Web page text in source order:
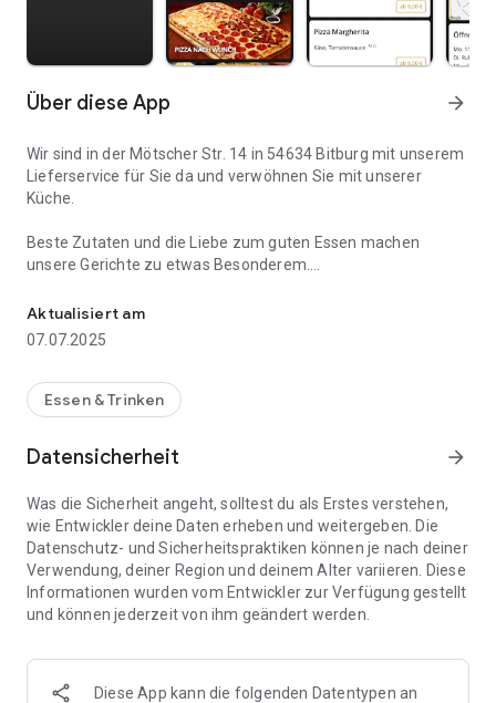
Über diese App arrow_forward
Wir sind in der Mötscher Str. 14 in 54634 Bitburg mit unserem
Lieferservice für Sie da und verwöhnen Sie mit unserer
Küche.
Beste Zutaten und die Liebe zum guten Essen machen
unsere Gerichte zu etwas Besonderem.
Mit unserer App können Sie Ihr Essen jeder Zeit bequem
bestellen. Laden Sie jetzt unsere App runter und bestellen Sie
Aktualisiert am
07.07.2025
Essen & Trinken
Datensicherheit arrow_forward
Was die Sicherheit angeht, solltest du als Erstes verstehen,
wie Entwickler deine Daten erheben und weitergeben. Die
Datenschutz- und Sicherheitspraktiken können je nach deiner
Verwendung, deiner Region und deinem Alter variieren. Diese
Informationen wurden vom Entwickler zur Verfügung gestellt
und können jederzeit von ihm geändert werden.
Diese App kann die folgenden Datentypen an